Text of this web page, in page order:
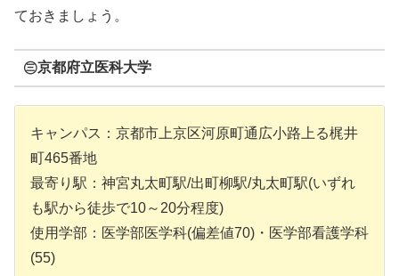
ておきましょう。
㊂京都府立医科大学
キャンパス：京都市上京区河原町通広小路上る梶井
町465番地
最寄り駅：神宮丸太町駅/出町柳駅/丸太町駅(いずれ
も駅から徒歩で10～20分程度)
使用学部：医学部医学科(偏差値70)・医学部看護学科
(55)